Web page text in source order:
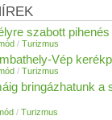
szabott
/ Turizmus
Vép
/ Turizmus
bringázhatunk a
/ Turizmus